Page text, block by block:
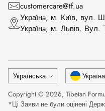
customercare@tf.ua
Українa, м. Київ, вул.
Українa, м. Львів. Вул.
Мова
Українська Валюта
Copyright © 2026, Tibetan
*Ці Заяви не були оцінені